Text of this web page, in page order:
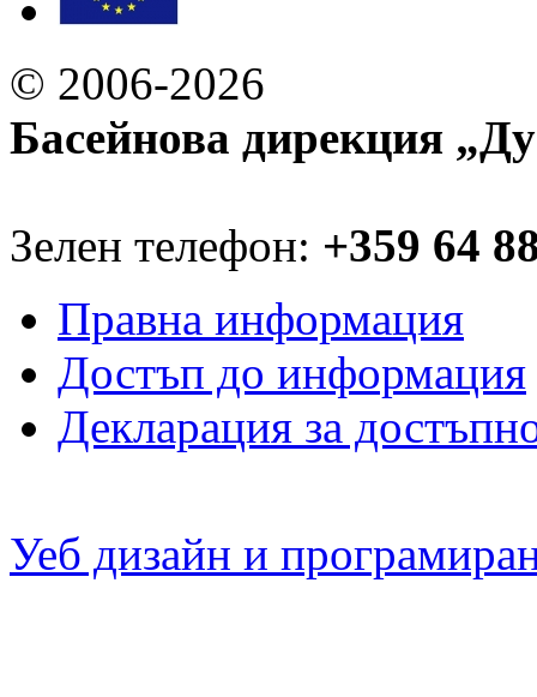
© 2006-2026
Басейнова дирекция
Зелен телефон: +359 64
Правна информация
Достъп до информация
Декларация за
Уеб дизайн и